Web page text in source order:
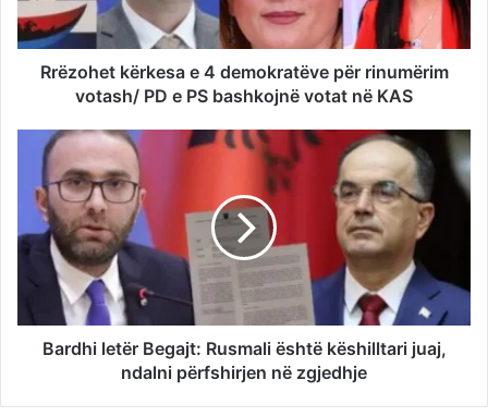
Rrëzohet kërkesa e 4 demokratëve për rinumërim
votash/ PD e PS bashkojnë votat në KAS
Bardhi letër Begajt: Rusmali është këshilltari juaj,
ndalni përfshirjen në zgjedhje